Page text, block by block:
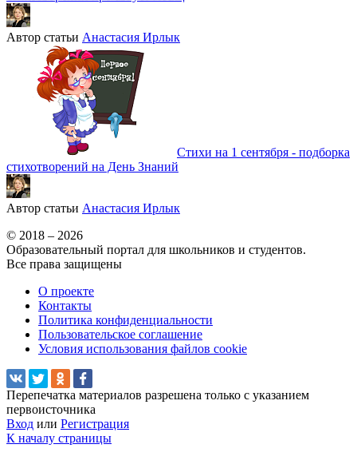
Автор статьи Анастасия Ирлык
Стихи на 1 сентября - подборка
стихотворений на День Знаний
Автор статьи Анастасия Ирлык
© 2018 – 2026
Образовательный портал для школьников и студентов.
Все права защищены
О проекте
Контакты
Политика конфиденциальности
Пользовательское соглашение
Условия использования файлов cookie
Перепечатка материалов разрешена только с указанием
первоисточника
Вход или Регистрация
К началу страницы